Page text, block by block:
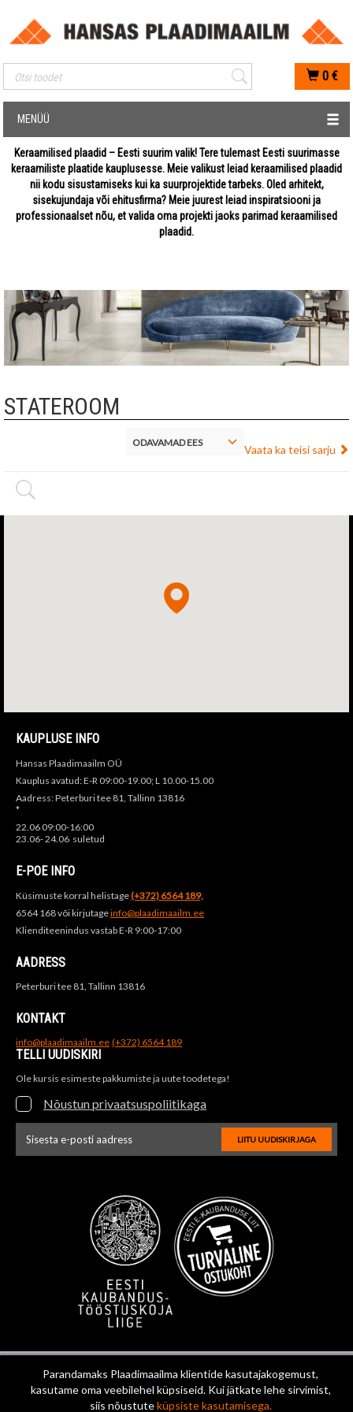
Parandamaks Plaadimaailma klientide kasutajakogemust,
kasutame oma veebilehel küpsiseid. Kui jätkate lehe sirvimist,
siis nõustuteküpsiste kasutamisega.
Mobiilis otsimise sisestus
0 €
MENÜÜ
Keraamilised plaadid – Eesti suurim valik! Tere tulemast Eesti suurimasse
keraamiliste plaatide kauplusesse. Meie valikust leiad keraamilised plaadid
nii kodu sisustamiseks kui ka suurprojektide tarbeks. Oled arhitekt,
sisekujundaja või ehitusfirma? Meie juurest leiad inspiratsiooni ja
professionaalset nõu, et valida oma projekti jaoks parimad keraamilised
plaadid.
STATEROOM
Vaata ka teisi sarju
ODAVAMAD EES
KAUPLUSE INFO
Hansas Plaadimaailm OÜ
Kauplus avatud: E-R 09:00-19.00; L 10.00-15.00
Aadress: Peterburi tee 81, Tallinn 13816
*
22.06 09:00-16:00
23.06- 24.06 suletud
E-POE INFO
Küsimuste korral helistage(+372) 6564 189,
6564 168 või kirjutageinfo@plaadimaailm.ee
Klienditeenindus vastab E-R 9:00-17:00
AADRESS
Peterburi tee 81, Tallinn 13816
KONTAKT
info@plaadimaailm.ee (+372) 6564 189
TELLI UUDISKIRI
Ole kursis esimeste pakkumiste ja uute toodetega!
Nõustun privaatsuspoliitikaga
LIITU UUDISKIRJAGA